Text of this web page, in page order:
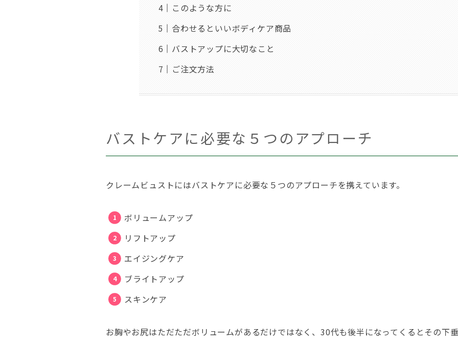
このような方に
合わせるといいボディケア商品
バストアップに大切なこと
ご注文方法
バストケアに必要な５つのアプローチ
クレームビュストにはバストケアに必要な５つのアプローチを携えています。
ボリュームアップ
リフトアップ
エイジングケア
ブライトアップ
スキンケア
お胸やお尻はただただボリュームがあるだけではなく、30代も後半になってくるとその下